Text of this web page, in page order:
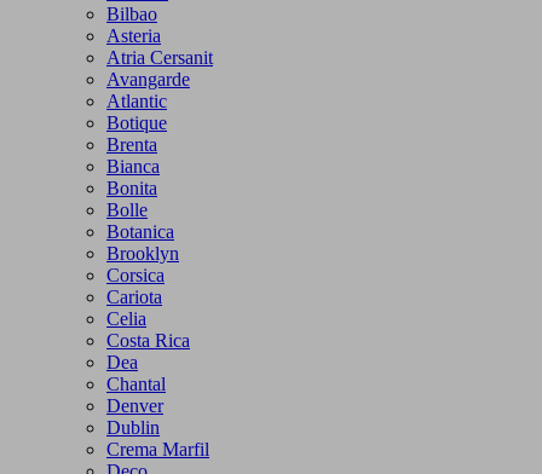
Bilbao
Asteria
Atria Cersanit
Avangarde
Atlantic
Botique
Brenta
Bianca
Bonita
Bolle
Botanica
Brooklyn
Corsica
Cariota
Celia
Costa Rica
Dea
Chantal
Denver
Dublin
Crema Marfil